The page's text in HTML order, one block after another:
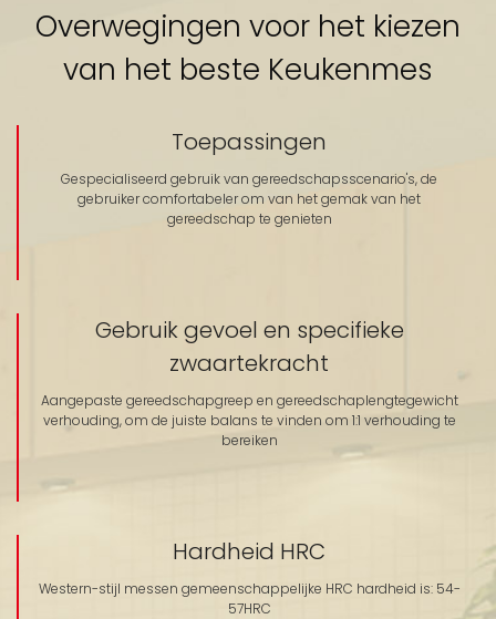
Overwegingen voor het kiezen
van het beste Keukenmes
Toepassingen
Gespecialiseerd gebruik van gereedschapsscenario's, de
gebruiker comfortabeler om van het gemak van het
gereedschap te genieten
Gebruik gevoel en specifieke
zwaartekracht
Aangepaste gereedschapgreep en gereedschaplengtegewicht
verhouding, om de juiste balans te vinden om 1:1 verhouding te
bereiken
Hardheid HRC
Western-stijl messen gemeenschappelijke HRC hardheid is: 54-
57HRC